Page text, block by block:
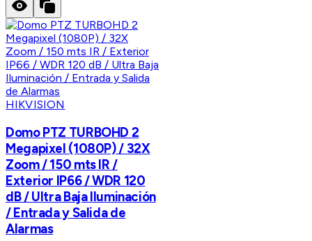
HIKVISION
Domo PTZ TURBOHD 2
Megapixel (1080P) / 32X
Zoom / 150 mts IR /
Exterior IP66 / WDR 120
dB / Ultra Baja Iluminación
/ Entrada y Salida de
Alarmas